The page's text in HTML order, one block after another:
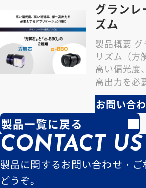
グランレ
ズム
製品概要
リズム（方
高い偏光度
高出力を必
ション用に
一覧 方解
お問い合
製品一覧に戻る
CONTACT US
製品に関するお問い合わせ・
どうぞ。